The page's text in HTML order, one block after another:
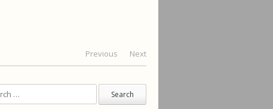
Previous Next